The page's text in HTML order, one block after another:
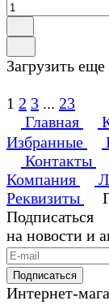
Загрузить еще
1 2 3 ... 23
Главная
Избранные
Контакты
Компания
Реквизиты
Подписаться
на новости и
Подписаться
Интернет-